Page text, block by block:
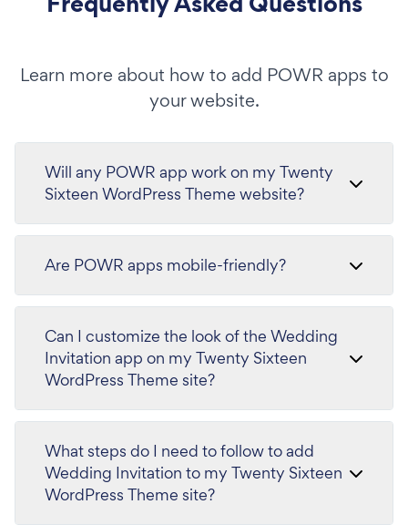
Learn more about how to add POWR apps to
your website.
Will any POWR app work on my Twenty
Sixteen WordPress Theme website?
Are POWR apps mobile-friendly?
Can I customize the look of the Wedding
Invitation app on my Twenty Sixteen
WordPress Theme site?
What steps do I need to follow to add
Wedding Invitation to my Twenty Sixteen
WordPress Theme site?